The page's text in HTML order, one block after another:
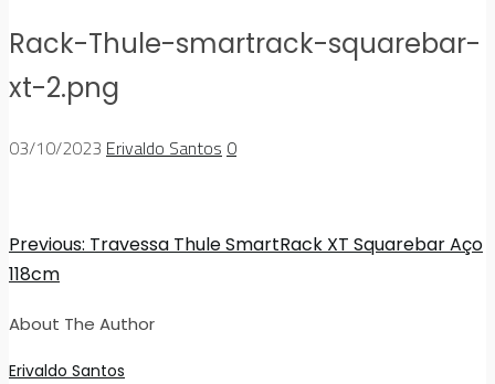
Rack-Thule-smartrack-squarebar-
xt-2.png
03/10/2023Erivaldo Santos0
Previous: Travessa Thule SmartRack XT Squarebar Aço
118cm
About The Author
Erivaldo Santos